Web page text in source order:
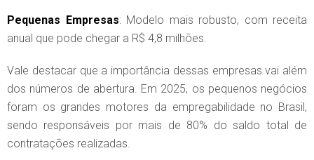
Pequenas Empresas: Modelo mais robusto, com receita
anual que pode chegar a R$ 4,8 milhões.
Vale destacar que a importância dessas empresas vai além
dos números de abertura. Em 2025, os pequenos negócios
foram os grandes motores da empregabilidade no Brasil,
sendo responsáveis por mais de 80% do saldo total de
contratações realizadas.